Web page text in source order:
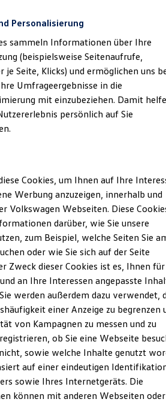
Class bei Volkswagen
der ID. Modelle
im Winter
finden
und Lebensdauer
Konnektivität
auf dieser Seite ist die Autohaus
& Rechtliches )
64, 27383 Scheessel
holst.de
Geschlossen
ist wochentags
bis 18.00h und...
Personalisierung
sammeln Informationen über Ihre
(beispielsweise Seitenaufrufe,
je Seite, Klicks) und ermöglichen uns
Umfrageergebnisse in die
mit einzubeziehen. Damit
persönlich auf Sie
Cookies, um Ihnen auf Ihre
Werbung anzuzeigen, innerhalb und
Volkswagen Webseiten. Diese
darüber, wie Sie unsere
zum Beispiel, welche Seiten Sie
oder wie Sie sich auf der Seite
Zweck dieser Cookies ist es, Ihnen für
an Ihre Interessen angepasste
werden außerdem dazu verwendet,
einer Anzeige zu begrenzen
von Kampagnen zu messen und zu
ob Sie eine Webseite
sowie welche Inhalte genutzt
auf einer eindeutigen
sowie Ihres Internetgeräts. Die
können mit anderen Webseiten oder